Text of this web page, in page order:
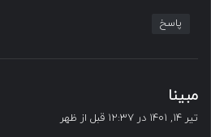
پاسخ
مبینا
ف
تیر ۱۴, ۱۴۰۱ در ۱۲:۳۷ قبل از ظهر